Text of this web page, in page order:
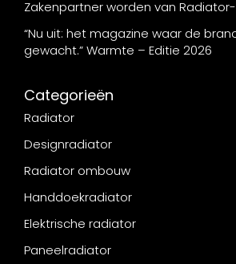
Zakenpartner worden van
“Nu uit: het magazine waar de
gewacht.” Warmte – Editie 2026
Categorieën
Radiator
Designradiator
Radiator ombouw
Handdoekradiator
Elektrische radiator
Paneelradiator